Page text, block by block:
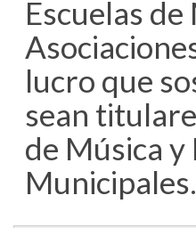
Escuelas de
lucro que
sean
de Música y
Municipales.